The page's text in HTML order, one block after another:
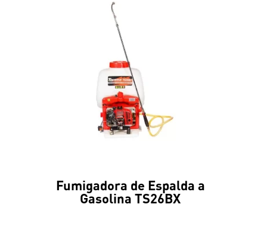
Fumigadora de Espalda a
Gasolina TS26BX